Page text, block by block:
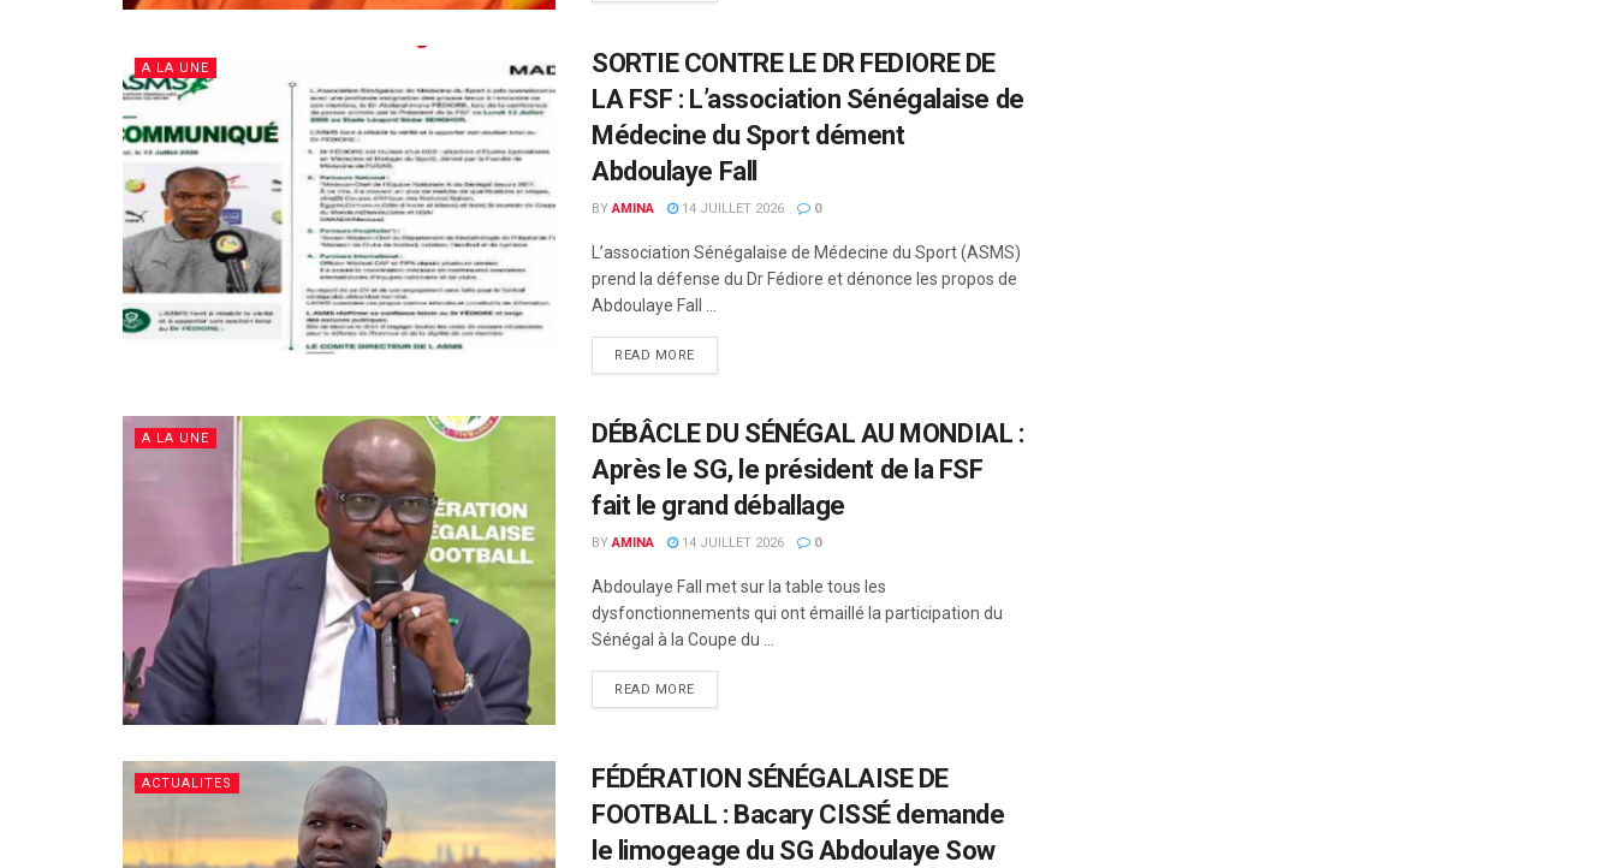
A LA UNE
SORTIE CONTRE LE DR FEDIORE DE
LA FSF : L’association Sénégalaise de
Médecine du Sport dément
Abdoulaye Fall
BY AMINA 14 JUILLET 2026 0
L’association Sénégalaise de Médecine du Sport (ASMS)
prend la défense du Dr Fédiore et dénonce les propos de
Abdoulaye Fall ...
READ MORE
A LA UNE
DÉBÂCLE DU SÉNÉGAL AU MONDIAL :
Après le SG, le président de la FSF
fait le grand déballage
BY AMINA 14 JUILLET 2026 0
Abdoulaye Fall met sur la table tous les
dysfonctionnements qui ont émaillé la participation du
Sénégal à la Coupe du ...
READ MORE
ACTUALITES
FÉDÉRATION SÉNÉGALAISE DE
FOOTBALL : Bacary CISSÉ demande
le limogeage du SG Abdoulaye Sow